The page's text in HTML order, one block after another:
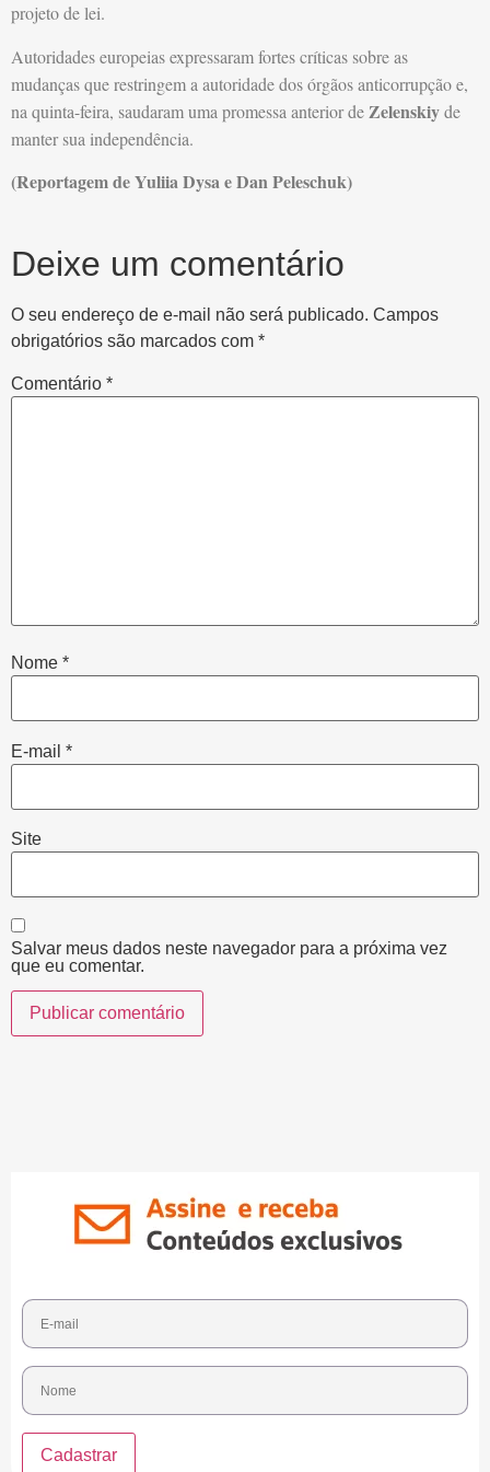
projeto de lei.
Autoridades europeias expressaram fortes críticas sobre as
mudanças que restringem a autoridade dos órgãos anticorrupção e,
na quinta-feira, saudaram uma promessa anterior deZelenskiyde
manter sua independência.
(Reportagem de Yuliia Dysa e Dan Peleschuk)
Deixe um comentário
O seu endereço de e-mail não será publicado. Campos
obrigatórios são marcados com *
Comentário *
Nome *
E-mail *
Site
Salvar meus dados neste navegador para a próxima vez
que eu comentar.